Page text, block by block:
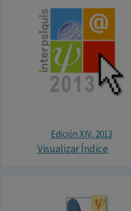
Edición XIV, 2013
Visualizar Índice